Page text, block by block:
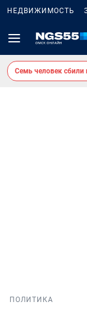
НЕДВИЖИМОСТЬ
Семь человек
ПОЛИТИКА